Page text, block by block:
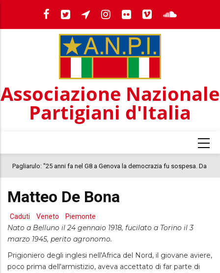
contenuto
Associazione Nazionale
Partigiani d'Italia
Pagliarulo: "25 anni fa nel G8 a Genova la democrazia fu sospesa. Da
colloca la morte di Abderrahim Fakir"
Matteo De Bona
Caduti Veneto Piemonte
Nato a Belluno il 24 gennaio 1918, fucilato a Torino il 3
marzo 1945, perito agronomo.
Prigioniero degli inglesi nell'Africa del Nord, il giovane aviere,
poco prima dell'armistizio, aveva accettato di far parte di